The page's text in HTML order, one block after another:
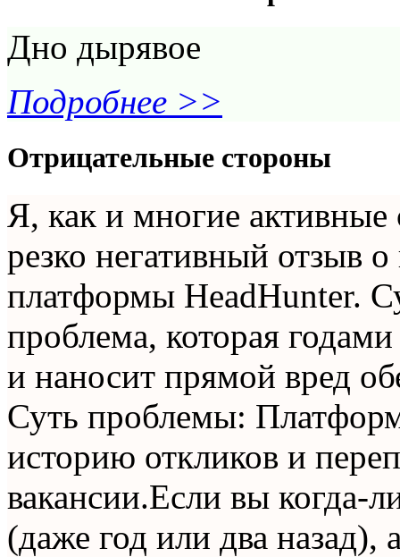
Дно дырявое
Подробнее >>
Отрицательные стороны
Я, как и многие активные
резко негативный отзыв
платформы HeadHunter.
проблема, которая
и наносит прямой вред
Суть проблемы:
историю откликов и
вакансии.Если вы когда-
(даже год или два назад),